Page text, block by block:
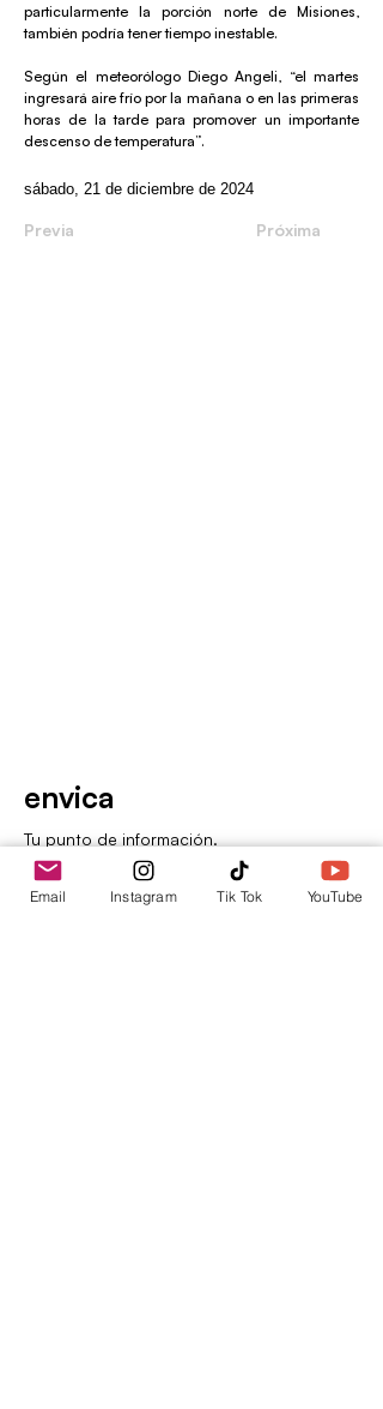
particularmente la porción norte de Misiones,
también podría tener tiempo inestable.
Según el meteorólogo Diego Angeli, “el martes
ingresará aire frío por la mañana o en las primeras
horas de la tarde para promover un importante
descenso de temperatura”.
sábado, 21 de diciembre de 2024
Previa Próxima
envica
Tu punto de información.
Email Instagram Tik Tok YouTube